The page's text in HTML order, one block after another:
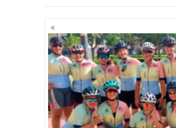
Navegación
de
entradas